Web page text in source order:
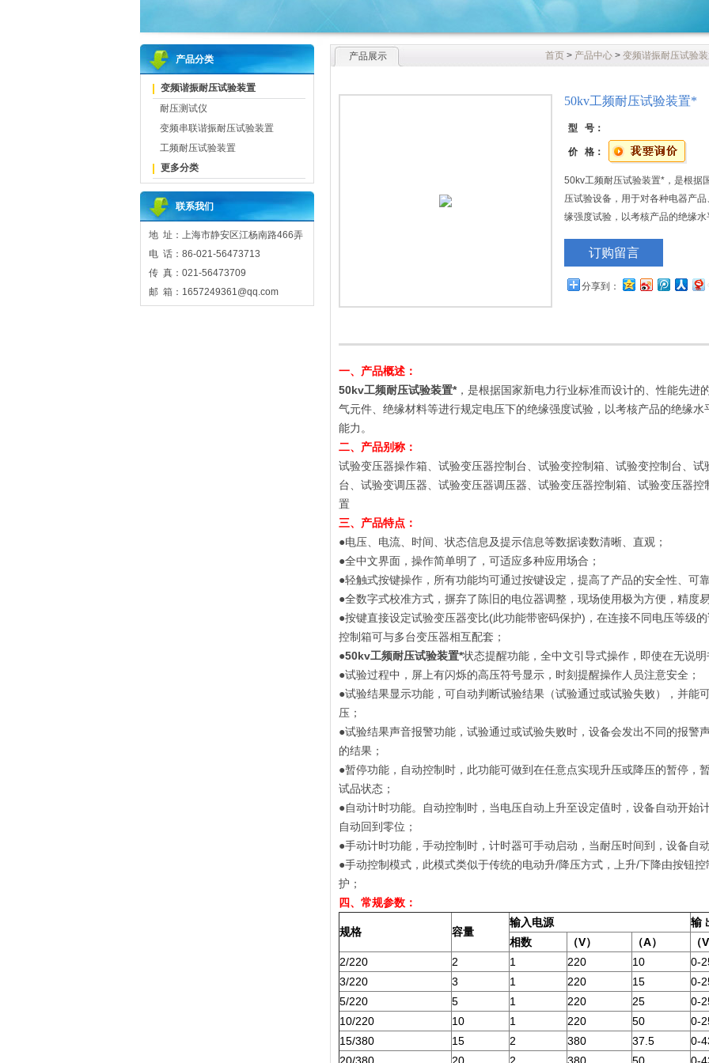
产品分类
变频谐振耐压试验装置
耐压测试仪
变频串联谐振耐压试验装置
工频耐压试验装置
更多分类
联系我们
地 址：上海市静安区江杨南路466弄
电 话：86-021-56473713
传 真：021-56473709
邮 箱：1657249361@qq.com
产品展示 首页 > 产品中心 > 变频谐振耐压试验
50kv工频耐压试验装置*
型 号：
价 格：
50kv工频耐压试验装置*，是根据
压试验设备，用于对各种电器产
缘强度试验，以考核产品的绝缘
订购留言
分享到：
一、产品概述：
50kv工频耐压试验装置*，是根据国家新电力行业标准而设计的、性能先进
气元件、绝缘材料等进行规定电压下的绝缘强度试验，以考核产品的绝缘
能力。
二、产品别称：
试验变压器操作箱、试验变压器控制台、试验变控制箱、试验变控制台、
台、试验变调压器、试验变压器调压器、试验变压器控制箱、试验变压器
置
三、产品特点：
●电压、电流、时间、状态信息及提示信息等数据读数清晰、直观；
●全中文界面，操作简单明了，可适应多种应用场合；
●轻触式按键操作，所有功能均可通过按键设定，提高了产品的安全性、可
●全数字式校准方式，摒弃了陈旧的电位器调整，现场使用极为方便，精度
●按键直接设定试验变压器变比(此功能带密码保护)，在连接不同电压等级
控制箱可与多台变压器相互配套；
●50kv工频耐压试验装置*状态提醒功能，全中文引导式操作，即使在无说
●试验过程中，屏上有闪烁的高压符号显示，时刻提醒操作人员注意安全；
●试验结果显示功能，可自动判断试验结果（试验通过或试验失败），并能
压；
●试验结果声音报警功能，试验通过或试验失败时，设备会发出不同的报警
的结果；
●暂停功能，自动控制时，此功能可做到在任意点实现升压或降压的暂停，
试品状态；
●自动计时功能。自动控制时，当电压自动上升至设定值时，设备自动开始
自动回到零位；
●手动计时功能，手动控制时，计时器可手动启动，当耐压时间到，设备自
●手动控制模式，此模式类似于传统的电动升/降压方式，上升/下降由按钮
护；
四、常规参数：
规格 容量
输入电源 输
相数
（V） （A） （V
2/220
2 1 220 10
0-
3/220
3 1 220 15
0-
5/220
5 1 220 25
0-
10/220
10 1 220 50
0-
15/380
15 2 380 37.5
0-